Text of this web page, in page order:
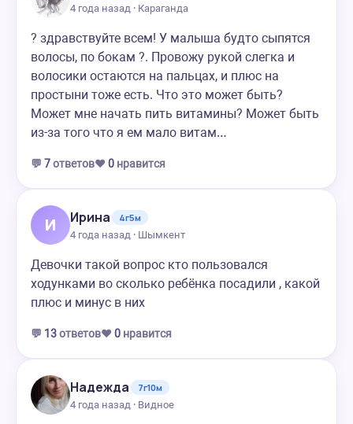
4 года назад · Караганда
? здравствуйте всем! У малыша будто сыпятся
волосы, по бокам ?. Провожу рукой слегка и
волосики остаются на пальцах, и плюс на
простыни тоже есть. Что это может быть?
Может мне начать пить витамины? Может быть
из-за того что я ем мало витам…
💬 7ответов❤️ 0 нравится
И Ирина
4г5м
4 года назад · Шымкент
Девочки такой вопрос кто пользовался
ходунками во сколько ребёнка посадили , какой
плюс и минус в них
💬 13ответов❤️ 0 нравится
Надежда
7г10м
4 года назад · Видное